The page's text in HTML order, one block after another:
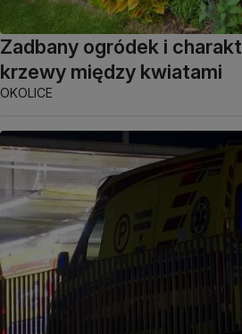
Zadbany ogródek i
krzewy między kwiatami
OKOLICE